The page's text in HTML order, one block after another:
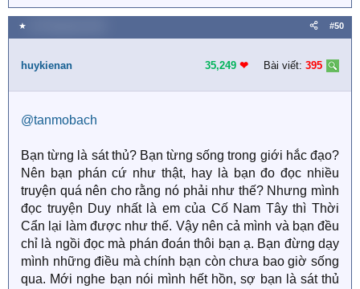
lễ phép.
để nói chuyện.
e
a
c
i
n
:
★ #50
huykienan 35,249 ❤︎ Bài viết: 395
@tanmobach
Bạn từng là sát thủ? Bạn từng sống trong giới hắc đạo?
Nên bạn phán cứ như thật, hay là bạn đo đọc nhiều
truyện quá nên cho rằng nó phải như thế? Nhưng mình
đọc truyện Duy nhất là em của Cố Nam Tây thì Thời
Cẩn lại làm được như thế. Vậy nên cả mình và bạn đều
chỉ là ngồi đọc mà phán đoán thôi bạn ạ. Bạn đừng dạy
mình những điều mà chính bạn còn chưa bao giờ sống
qua. Mới nghe bạn nói mình hết hồn, sợ bạn là sát thủ